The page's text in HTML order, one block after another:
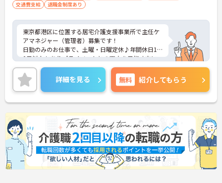
交通費支給
退職金制度あり
東京都港区に位置する居宅介護支援事業所で主任ケ
アマネジャー（管理者）募集です！
日勤のみのお仕事で、土曜・日曜定休♪年間休日11
0日以上もありプライベートとの両立を目指す方に
おすすめの環境です◎昇給や賞与制度があり、頑張
りが評価されてしっかりと還元されます。さらに福
利厚生も充実しているのは嬉しいポイントです◎フ
ォロー体制もあり、経験に関わらず安心してスター
トできます。
こちらの求人にご興味がございましたら面接のポイ
ントもお伝えしますので是非ご応募お待ちしており
ます。
詳細を見る 無料 紹介してもらう